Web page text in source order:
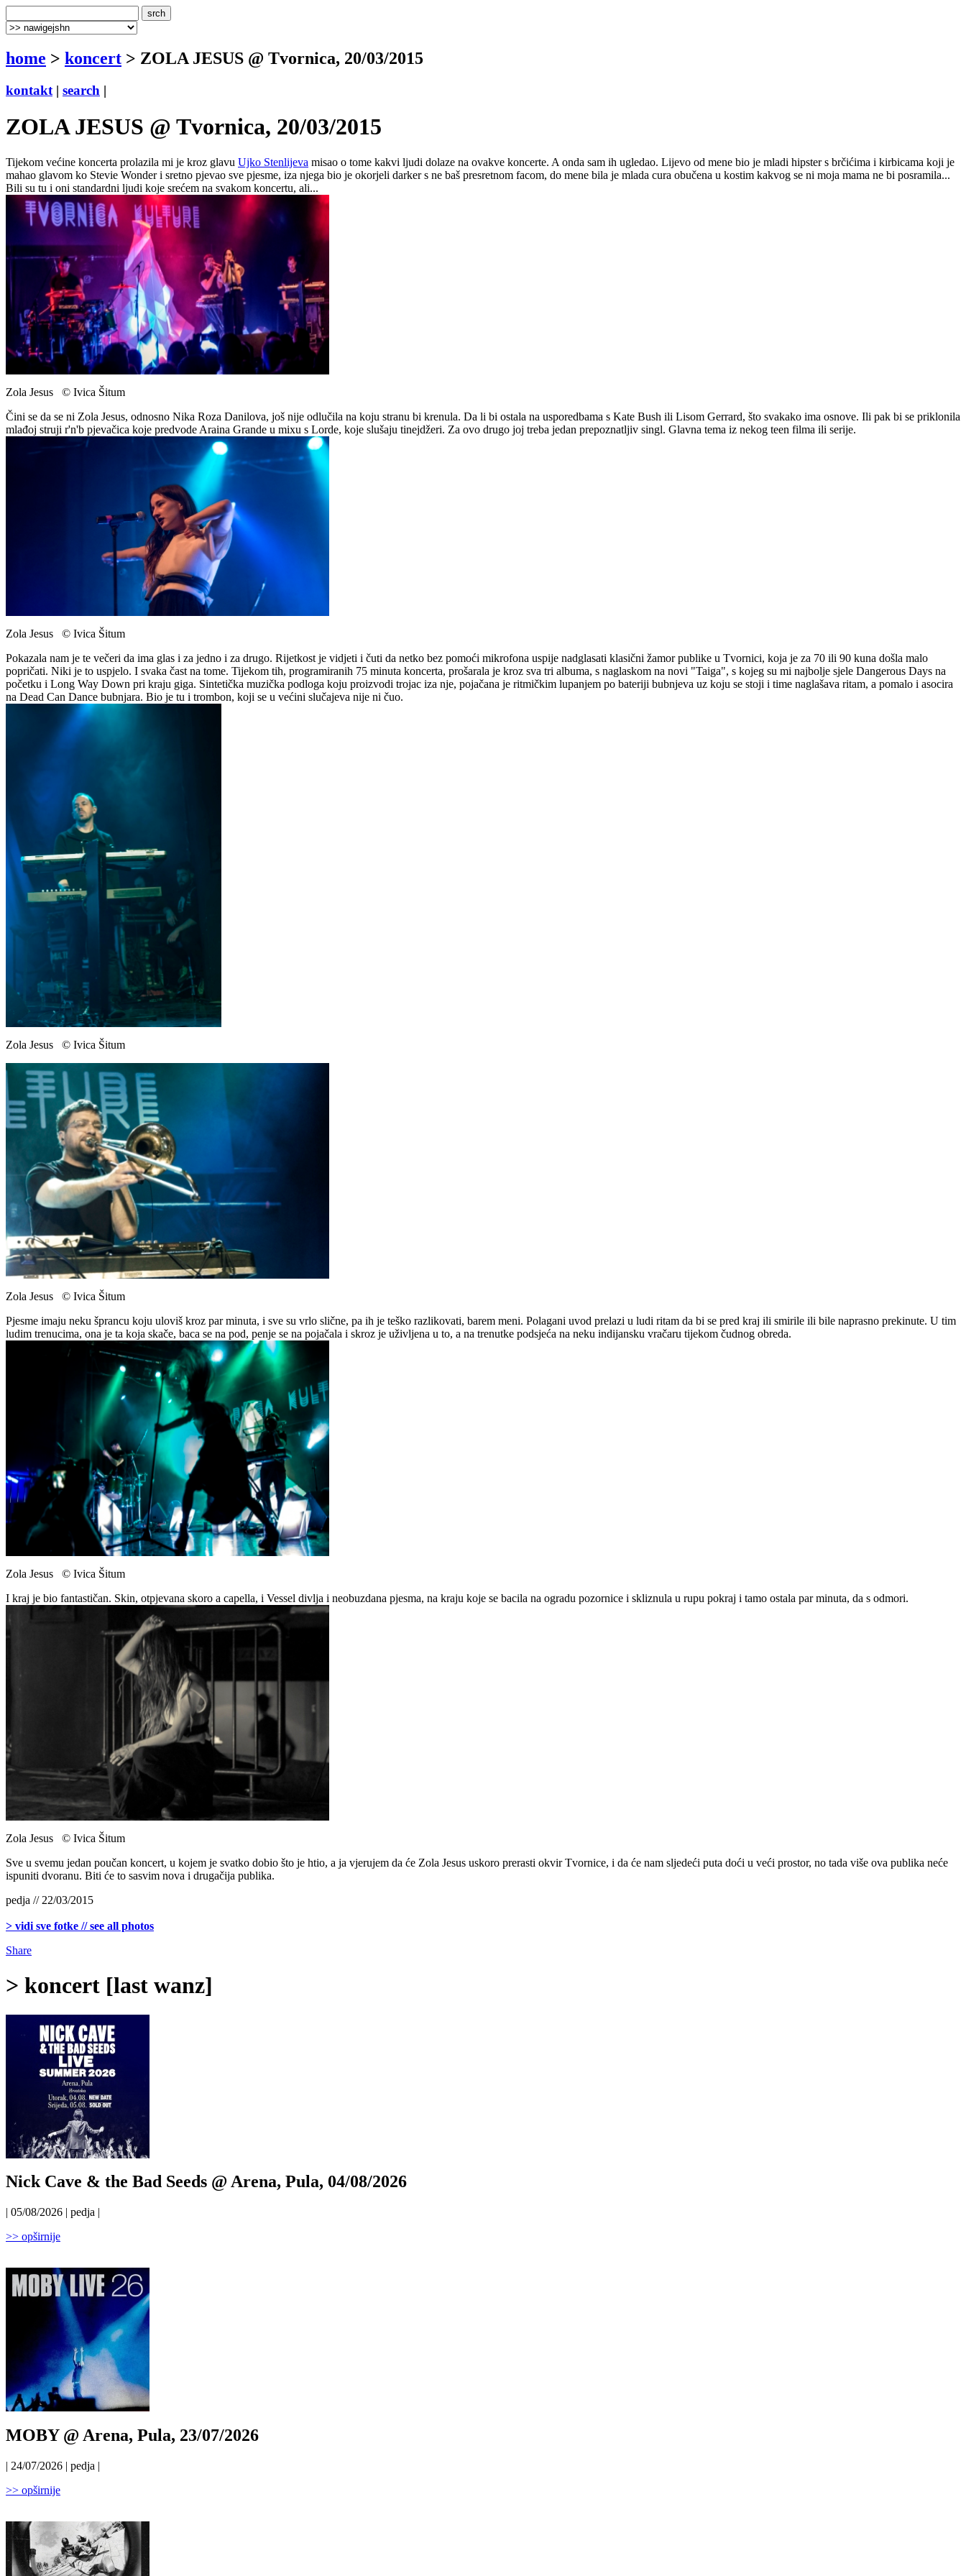
home > koncert > ZOLA JESUS @ Tvornica, 20/03/2015
kontakt | search |
ZOLA JESUS @ Tvornica, 20/03/2015
Tijekom većine koncerta prolazila mi je kroz glavu Ujko Stenlijeva misao o tome kakvi ljudi dolaze na ovakve koncerte. A onda sam ih ugledao. Lijevo od mene bio je mladi hipster s brčićima i kirbicama koji je
mahao glavom ko Stevie Wonder i sretno pjevao sve pjesme, iza njega bio je okorjeli darker s ne baš presretnom facom, do mene bila je mlada cura obučena u kostim kakvog se ni moja mama ne bi posramila...
Bili su tu i oni standardni ljudi koje srećem na svakom koncertu, ali...
Zola Jesus © Ivica Šitum
Čini se da se ni Zola Jesus, odnosno Nika Roza Danilova, još nije odlučila na koju stranu bi krenula. Da li bi ostala na usporedbama s Kate Bush ili Lisom Gerrard, što svakako ima osnove. Ili pak bi se priklonila
mlađoj struji r'n'b pjevačica koje predvode Araina Grande u mixu s Lorde, koje slušaju tinejdžeri. Za ovo drugo joj treba jedan prepoznatljiv singl. Glavna tema iz nekog teen filma ili serije.
Zola Jesus © Ivica Šitum
Pokazala nam je te večeri da ima glas i za jedno i za drugo. Rijetkost je vidjeti i čuti da netko bez pomoći mikrofona uspije nadglasati klasični žamor publike u Tvornici, koja je za 70 ili 90 kuna došla malo
popričati. Niki je to uspjelo. I svaka čast na tome. Tijekom tih, programiranih 75 minuta koncerta, prošarala je kroz sva tri albuma, s naglaskom na novi "Taiga", s kojeg su mi najbolje sjele Dangerous Days na
početku i Long Way Down pri kraju giga. Sintetička muzička podloga koju proizvodi trojac iza nje, pojačana je ritmičkim lupanjem po bateriji bubnjeva uz koju se stoji i time naglašava ritam, a pomalo i asocira
na Dead Can Dance bubnjara. Bio je tu i trombon, koji se u većini slučajeva nije ni čuo.
Zola Jesus © Ivica Šitum
Zola Jesus © Ivica Šitum
Pjesme imaju neku šprancu koju uloviš kroz par minuta, i sve su vrlo slične, pa ih je teško razlikovati, barem meni. Polagani uvod prelazi u ludi ritam da bi se pred kraj ili smirile ili bile naprasno prekinute. U tim
ludim trenucima, ona je ta koja skače, baca se na pod, penje se na pojačala i skroz je uživljena u to, a na trenutke podsjeća na neku indijansku vračaru tijekom čudnog obreda.
Zola Jesus © Ivica Šitum
I kraj je bio fantastičan. Skin, otpjevana skoro a capella, i Vessel divlja i neobuzdana pjesma, na kraju koje se bacila na ogradu pozornice i skliznula u rupu pokraj i tamo ostala par minuta, da s odmori.
Zola Jesus © Ivica Šitum
Sve u svemu jedan poučan koncert, u kojem je svatko dobio što je htio, a ja vjerujem da će Zola Jesus uskoro prerasti okvir Tvornice, i da će nam sljedeći puta doći u veći prostor, no tada više ova publika neće
ispuniti dvoranu. Biti će to sasvim nova i drugačija publika.
pedja // 22/03/2015
> vidi sve fotke // see all photos
Share
> koncert [last wanz]
Nick Cave & the Bad Seeds @ Arena, Pula, 04/08/2026
| 05/08/2026 | pedja |
>> opširnije
MOBY @ Arena, Pula, 23/07/2026
| 24/07/2026 | pedja |
>> opširnije